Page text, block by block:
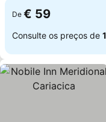
De € 59
Consulte os preços de